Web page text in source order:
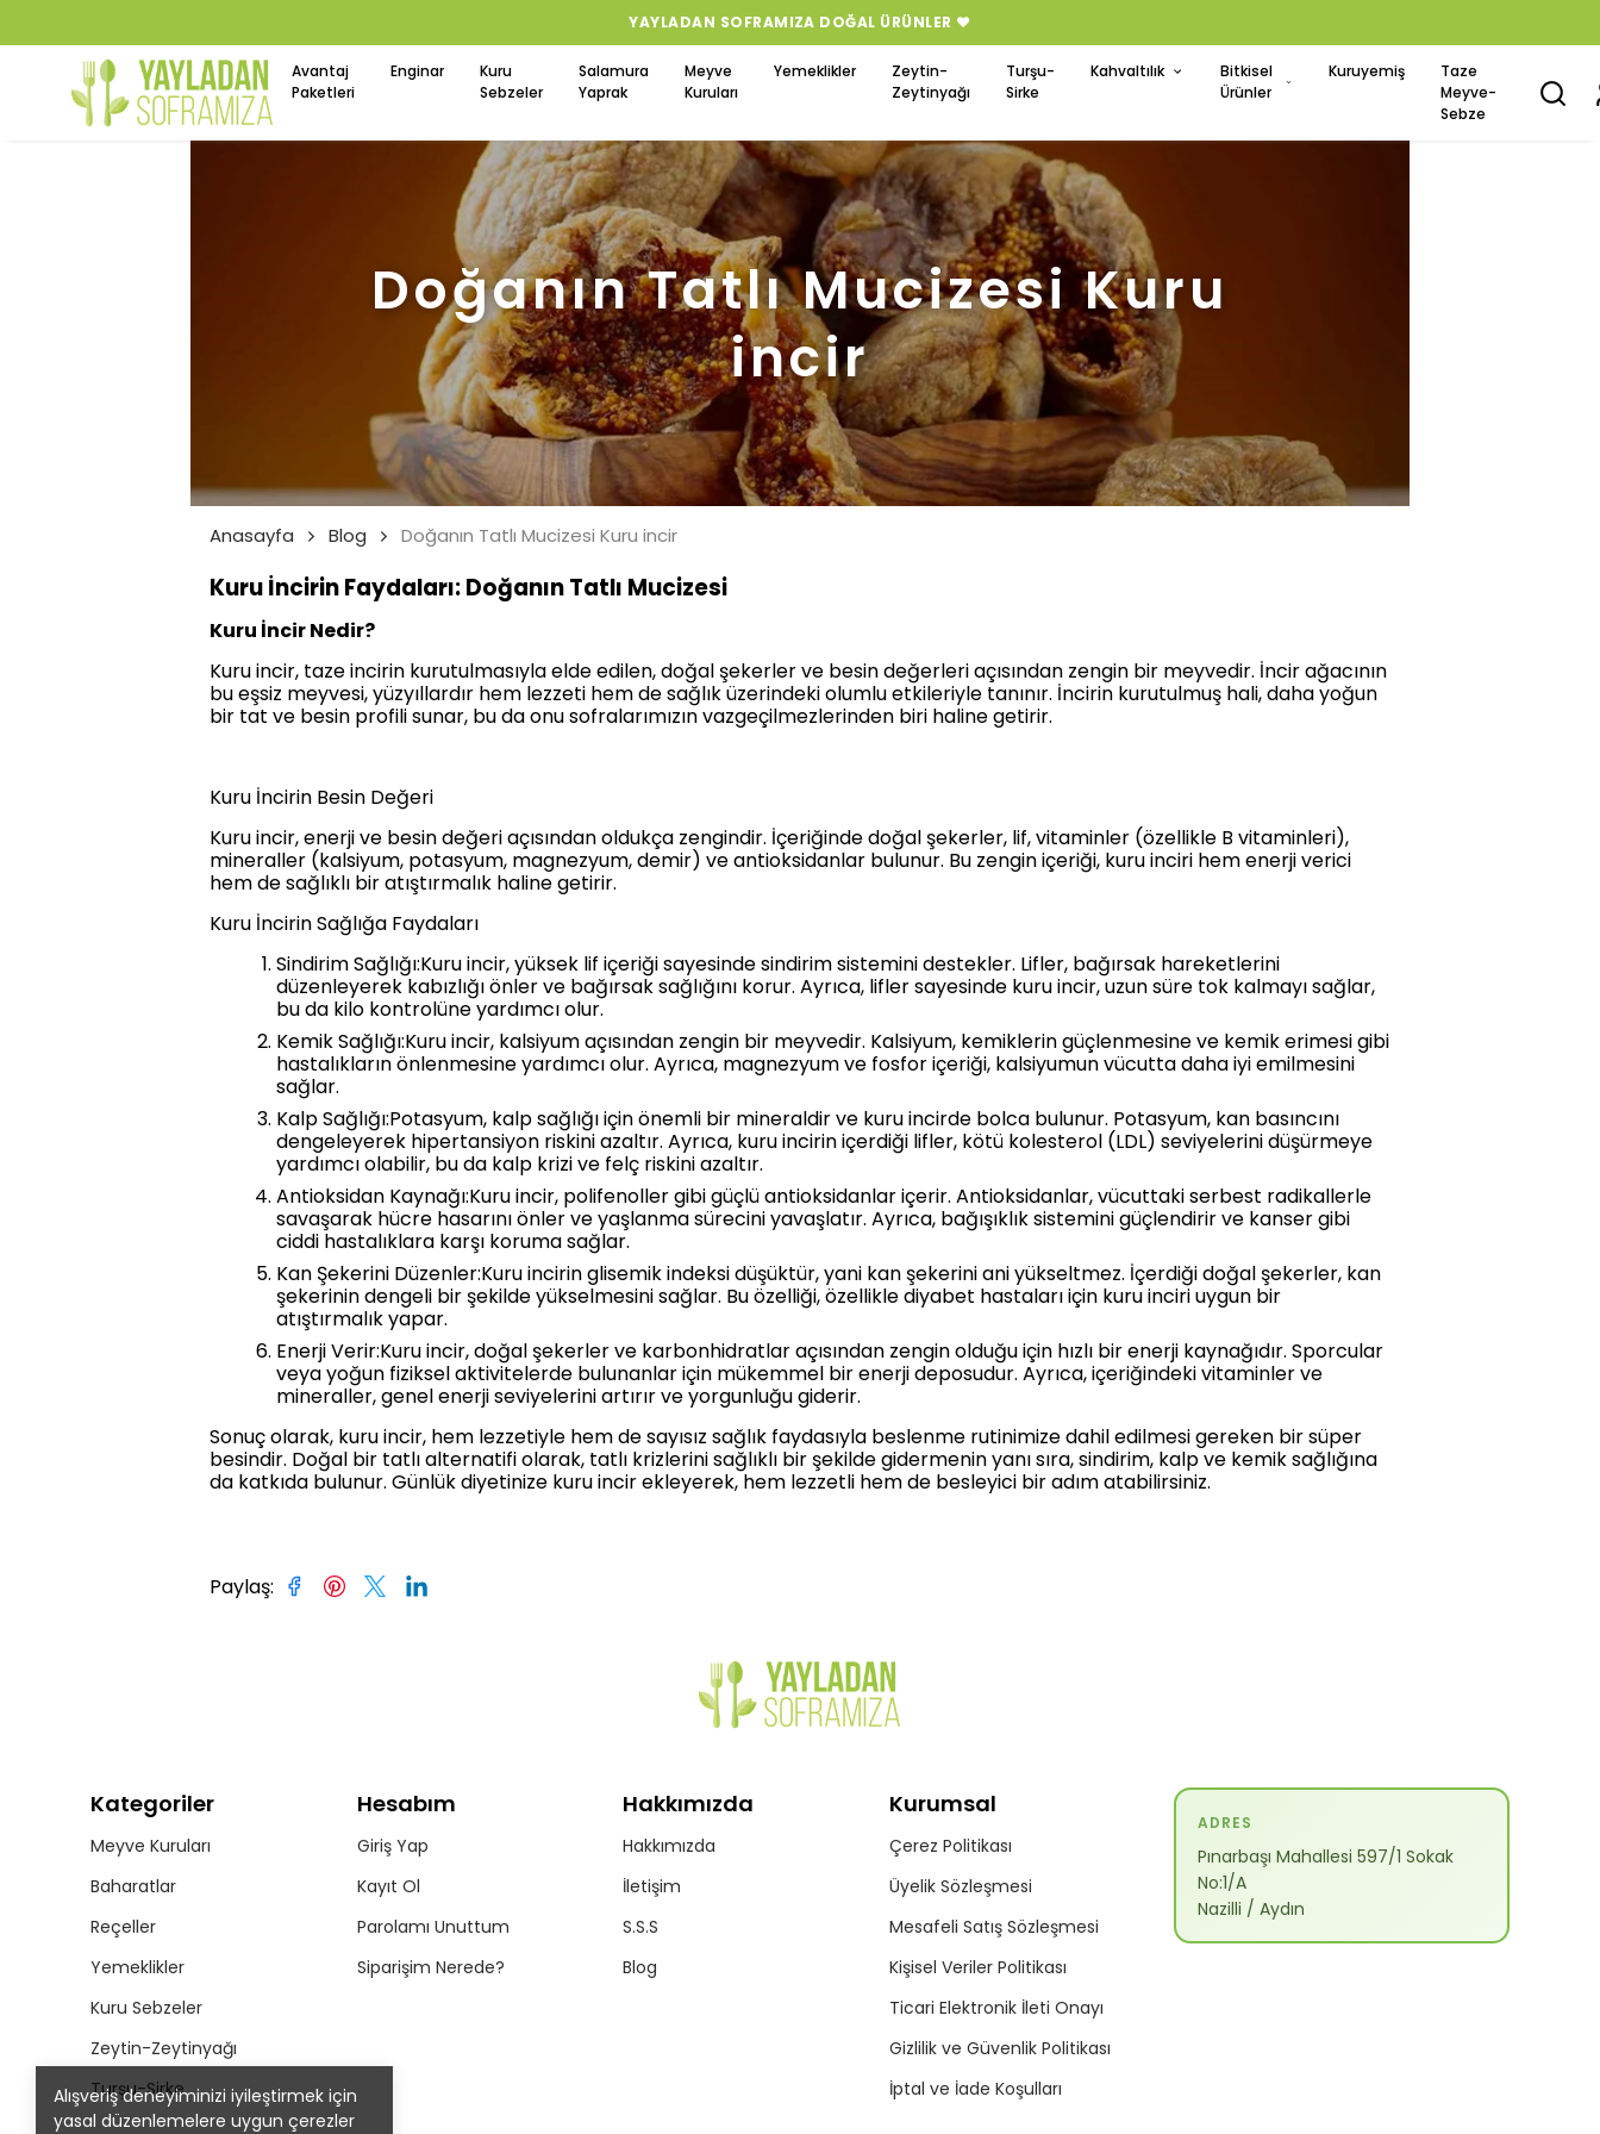
GÜVENLI ALIŞVERIŞ 🛍️
Avantaj
Paketleri
Enginar
Kuru
Sebzeler
Salamura
Yaprak
Meyve
Kuruları
Yemeklikler
Zeytin-
Zeytinyağı
Turşu-
Sirke
Kahvaltılık
Bitkisel
Ürünler
Kuruyemiş
Taze
Meyve-
Sebze
Alışveriş deneyiminizi iyileştirmek için
yasal düzenlemelere uygun çerezler
Doğanın Tatlı Mucizesi Kuru
incir
Anasayfa Blog Doğanın Tatlı Mucizesi Kuru incir
Kuru İncirin Faydaları: Doğanın Tatlı Mucizesi
Kuru İncir Nedir?
Kuru incir, taze incirin kurutulmasıyla elde edilen, doğal şekerler ve besin değerleri açısından zengin bir meyvedir. İncir ağacının
bu eşsiz meyvesi, yüzyıllardır hem lezzeti hem de sağlık üzerindeki olumlu etkileriyle tanınır. İncirin kurutulmuş hali, daha yoğun
bir tat ve besin profili sunar, bu da onu sofralarımızın vazgeçilmezlerinden biri haline getirir.
Kuru İncirin Besin Değeri
Kuru incir, enerji ve besin değeri açısından oldukça zengindir. İçeriğinde doğal şekerler, lif, vitaminler (özellikle B vitaminleri),
mineraller (kalsiyum, potasyum, magnezyum, demir) ve antioksidanlar bulunur. Bu zengin içeriği, kuru inciri hem enerji verici
hem de sağlıklı bir atıştırmalık haline getirir.
Kuru İncirin Sağlığa Faydaları
Sindirim Sağlığı:Kuru incir, yüksek lif içeriği sayesinde sindirim sistemini destekler. Lifler, bağırsak hareketlerini
düzenleyerek kabızlığı önler ve bağırsak sağlığını korur. Ayrıca, lifler sayesinde kuru incir, uzun süre tok kalmayı sağlar,
bu da kilo kontrolüne yardımcı olur.
Kemik Sağlığı:Kuru incir, kalsiyum açısından zengin bir meyvedir. Kalsiyum, kemiklerin güçlenmesine ve kemik erimesi gibi
hastalıkların önlenmesine yardımcı olur. Ayrıca, magnezyum ve fosfor içeriği, kalsiyumun vücutta daha iyi emilmesini
sağlar.
Kalp Sağlığı:Potasyum, kalp sağlığı için önemli bir mineraldir ve kuru incirde bolca bulunur. Potasyum, kan basıncını
dengeleyerek hipertansiyon riskini azaltır. Ayrıca, kuru incirin içerdiği lifler, kötü kolesterol (LDL) seviyelerini düşürmeye
yardımcı olabilir, bu da kalp krizi ve felç riskini azaltır.
Antioksidan Kaynağı:Kuru incir, polifenoller gibi güçlü antioksidanlar içerir. Antioksidanlar, vücuttaki serbest radikallerle
savaşarak hücre hasarını önler ve yaşlanma sürecini yavaşlatır. Ayrıca, bağışıklık sistemini güçlendirir ve kanser gibi
ciddi hastalıklara karşı koruma sağlar.
Kan Şekerini Düzenler:Kuru incirin glisemik indeksi düşüktür, yani kan şekerini ani yükseltmez. İçerdiği doğal şekerler, kan
şekerinin dengeli bir şekilde yükselmesini sağlar. Bu özelliği, özellikle diyabet hastaları için kuru inciri uygun bir
atıştırmalık yapar.
Enerji Verir:Kuru incir, doğal şekerler ve karbonhidratlar açısından zengin olduğu için hızlı bir enerji kaynağıdır. Sporcular
veya yoğun fiziksel aktivitelerde bulunanlar için mükemmel bir enerji deposudur. Ayrıca, içeriğindeki vitaminler ve
mineraller, genel enerji seviyelerini artırır ve yorgunluğu giderir.
Sonuç olarak, kuru incir, hem lezzetiyle hem de sayısız sağlık faydasıyla beslenme rutinimize dahil edilmesi gereken bir süper
besindir. Doğal bir tatlı alternatifi olarak, tatlı krizlerini sağlıklı bir şekilde gidermenin yanı sıra, sindirim, kalp ve kemik sağlığına
da katkıda bulunur. Günlük diyetinize kuru incir ekleyerek, hem lezzetli hem de besleyici bir adım atabilirsiniz.
Paylaş:
Kategoriler
Meyve Kuruları
Baharatlar
Reçeller
Yemeklikler
Kuru Sebzeler
Zeytin-Zeytinyağı
Turşu-Sirke
Hesabım
Giriş Yap
Kayıt Ol
Parolamı Unuttum
Siparişim Nerede?
Hakkımızda
Hakkımızda
İletişim
S.S.S
Blog
Kurumsal
Çerez Politikası
Üyelik Sözleşmesi
Mesafeli Satış Sözleşmesi
Kişisel Veriler Politikası
Ticari Elektronik İleti Onayı
Gizlilik ve Güvenlik Politikası
İptal ve İade Koşulları
ADRES
Pınarbaşı Mahallesi 597/1 Sokak
No:1/A
Nazilli / Aydın